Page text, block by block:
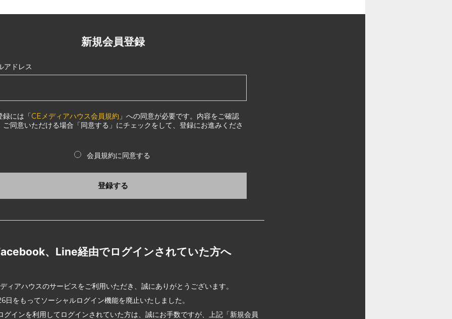
新規会員登録
アドレス
録には「CEメディアハウス会員規約 」への同意が必要です。内容をご確認
ご同意いただける場合「同意する」にチェックをして、登録にお進みくださ
会員規約に同意する
登録する
、Line経由でログインされていた方へ
ィアハウスのサービスをご利用いただき、誠にありがとうございます。
日をもってソーシャルログイン機能を廃止いたしました。
グインを利用してログインされていた方は、誠にお手数ですが、上記「新規会員